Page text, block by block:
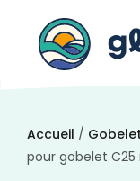
Accueil /
pour gobelet C25